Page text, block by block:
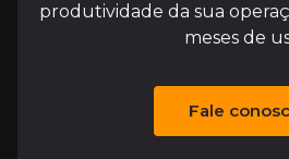
produtividade da sua
meses de
Fale